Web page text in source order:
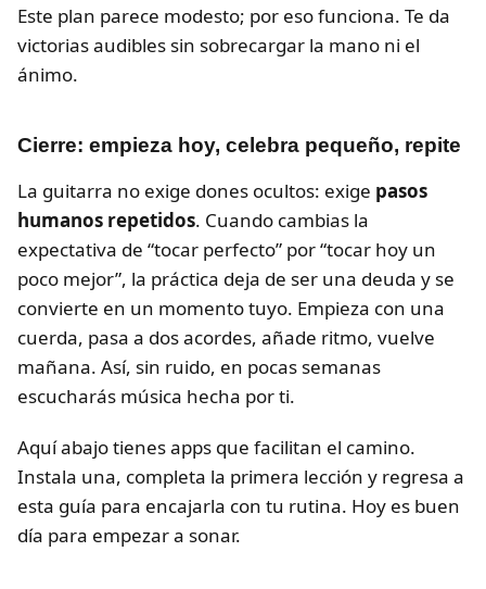
Este plan parece modesto; por eso funciona. Te da
victorias audibles sin sobrecargar la mano ni el
ánimo.
Cierre: empieza hoy, celebra pequeño, repite
La guitarra no exige dones ocultos: exige pasos
humanos repetidos. Cuando cambias la
expectativa de “tocar perfecto” por “tocar hoy un
poco mejor”, la práctica deja de ser una deuda y se
convierte en un momento tuyo. Empieza con una
cuerda, pasa a dos acordes, añade ritmo, vuelve
mañana. Así, sin ruido, en pocas semanas
escucharás música hecha por ti.
Aquí abajo tienes apps que facilitan el camino.
Instala una, completa la primera lección y regresa a
esta guía para encajarla con tu rutina. Hoy es buen
día para empezar a sonar.